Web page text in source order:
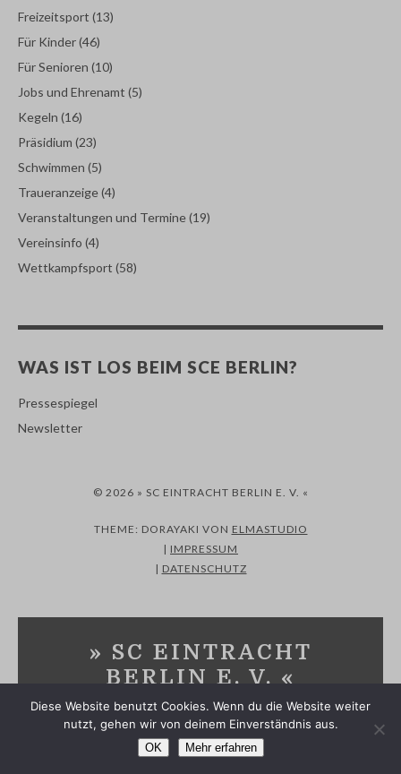
Freizeitsport (13)
Für Kinder(46)
Für Senioren (10)
Jobs und Ehrenamt (5)
Kegeln (16)
Präsidium (23)
Schwimmen (5)
Traueranzeige(4)
Veranstaltungen und Termine(19)
Vereinsinfo (4)
Wettkampfsport (58)
WAS IST LOS BEIM SCE BERLIN?
Pressespiegel
Newsletter
© 2026 » SC EINTRACHT BERLIN E. V. «
THEME: DORAYAKI VON ELMASTUDIO
| IMPRESSUM
| DATENSCHUTZ
» SC EINTRACHT
BERLIN E. V. «
Diese Website benutzt Cookies. Wenn du die Website weiter
nutzt, gehen wir von deinem Einverständnis aus.
OK Mehr erfahren